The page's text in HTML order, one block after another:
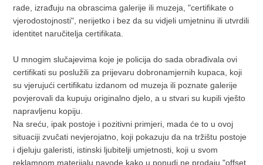
rade, izrađuju na obrascima galerije ili muzeja, "certifikate o
vjerodostojnosti", nerijetko i bez da su vidjeli umjetninu ili utvrdili
identitet naručitelja certifikata.
U mnogim slučajevima koje je policija do sada obrađivala ovi
certifikati su poslužili za prijevaru dobronamjernih kupaca, koji
su vjerujući certifikatu izdanom od muzeja ili poznate galerije
povjerovali da kupuju originalno djelo, a u stvari su kupili vješto
napravljenu kopiju.
Na sreću, ipak postoje i pozitivni primjeri, mada će to u ovoj
situaciji zvučati nevjerojatno, koji pokazuju da na tržištu postoje
i djeluju galeristi, istinski ljubitelji umjetnosti, koji u svom
reklamnom materijalu navode kako u ponudi ne prodaju "offset